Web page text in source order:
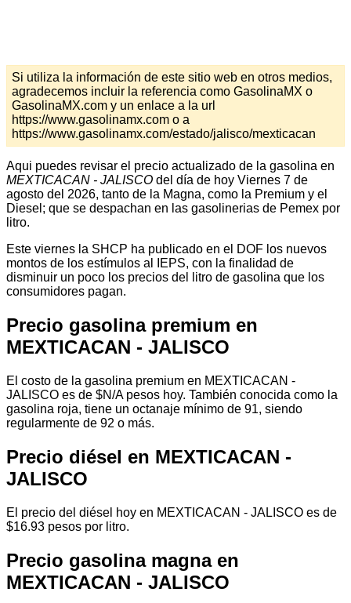
Si utiliza la información de este sitio web en otros medios,
agradecemos incluir la referencia como GasolinaMX o
GasolinaMX.com y un enlace a la url
https://www.gasolinamx.com o a
https://www.gasolinamx.com/estado/jalisco/mexticacan
Aqui puedes revisar el precio actualizado de la gasolina en
MEXTICACAN - JALISCO del día de hoy Viernes 7 de
agosto del 2026, tanto de la Magna, como la Premium y el
Diesel; que se despachan en las gasolinerias de Pemex por
litro.
Este viernes la SHCP ha publicado en el DOF los nuevos
montos de los estímulos al IEPS, con la finalidad de
disminuir un poco los precios del litro de gasolina que los
consumidores pagan.
Precio gasolina premium en
MEXTICACAN - JALISCO
El costo de la gasolina premium en MEXTICACAN -
JALISCO es de $N/A pesos hoy. También conocida como la
gasolina roja, tiene un octanaje mínimo de 91, siendo
regularmente de 92 o más.
Precio diésel en MEXTICACAN -
JALISCO
El precio del diésel hoy en MEXTICACAN - JALISCO es de
$16.93 pesos por litro.
Precio gasolina magna en
MEXTICACAN - JALISCO